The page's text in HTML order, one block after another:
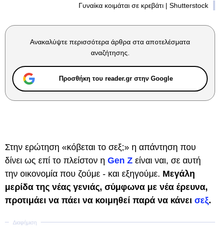
Γυναίκα κοιμάται σε κρεβάτι | Shutterstock
Ανακαλύψτε περισσότερα άρθρα στα αποτελέσματα
αναζήτησης.
Προσθήκη του reader.gr στην Google
Στην ερώτηση «κόβεται το σεξ;» η απάντηση που
δίνει ως επί το πλείστον η Gen Ζ είναι ναι, σε αυτή
την οικονομία που ζούμε - και εξηγούμε. Μεγάλη
μερίδα της νέας γενιάς, σύμφωνα με νέα έρευνα,
προτιμάει να πάει να κοιμηθεί παρά να κάνει σεξ.